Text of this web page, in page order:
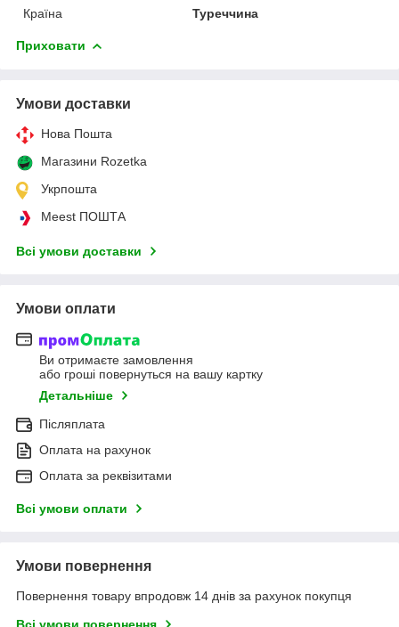
Країна
Туреччина
Приховати
Умови доставки
Нова Пошта
Магазини Rozetka
Укрпошта
Meest ПОШТА
Всі умови доставки
Умови оплати
Ви отримаєте замовлення
або гроші повернуться на вашу картку
Детальніше
Післяплата
Оплата на рахунок
Оплата за реквізитами
Всі умови оплати
Умови повернення
Повернення товару впродовж 14 днів за рахунок покупця